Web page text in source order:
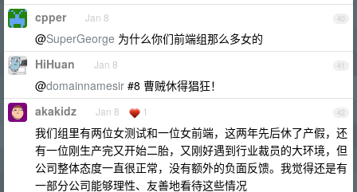
40
cpper Jan 8
@SuperGeorge 为什么你们前端组那么多女的
41
HiHuan Jan 8
@domainnamesir #8 曹贼休得猖狂！
42
akakidz Jan 8 1
我们组里有两位女测试和一位女前端，这两年先后休了产假，还
有一位刚生产完又开始二胎，又刚好遇到行业裁员的大环境，但
公司整体态度一直很正常，没有额外的负面反馈。我觉得还是有
一部分公司能够理性、友善地看待这些情况